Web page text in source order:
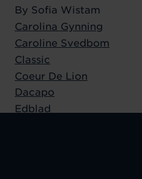
By Sofia Wistam
Carolina Gynning
Caroline Svedbom
Classic
Coeur De Lion
Dacapo
Edblad